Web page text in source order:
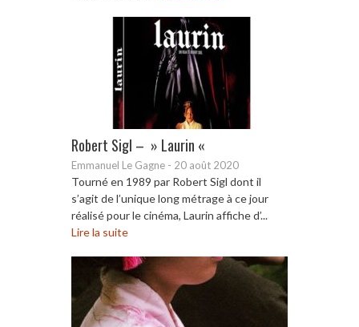
Robert Sigl – » Laurin «
Emmanuel Le Gagne - 20 août 2020
Tourné en 1989 par Robert Sigl dont il
s’agit de l’unique long métrage à ce jour
réalisé pour le cinéma, Laurin affiche d’...
Lire la suite